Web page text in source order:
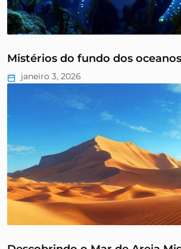
Mistérios do fundo dos oceanos
janeiro 3, 2026